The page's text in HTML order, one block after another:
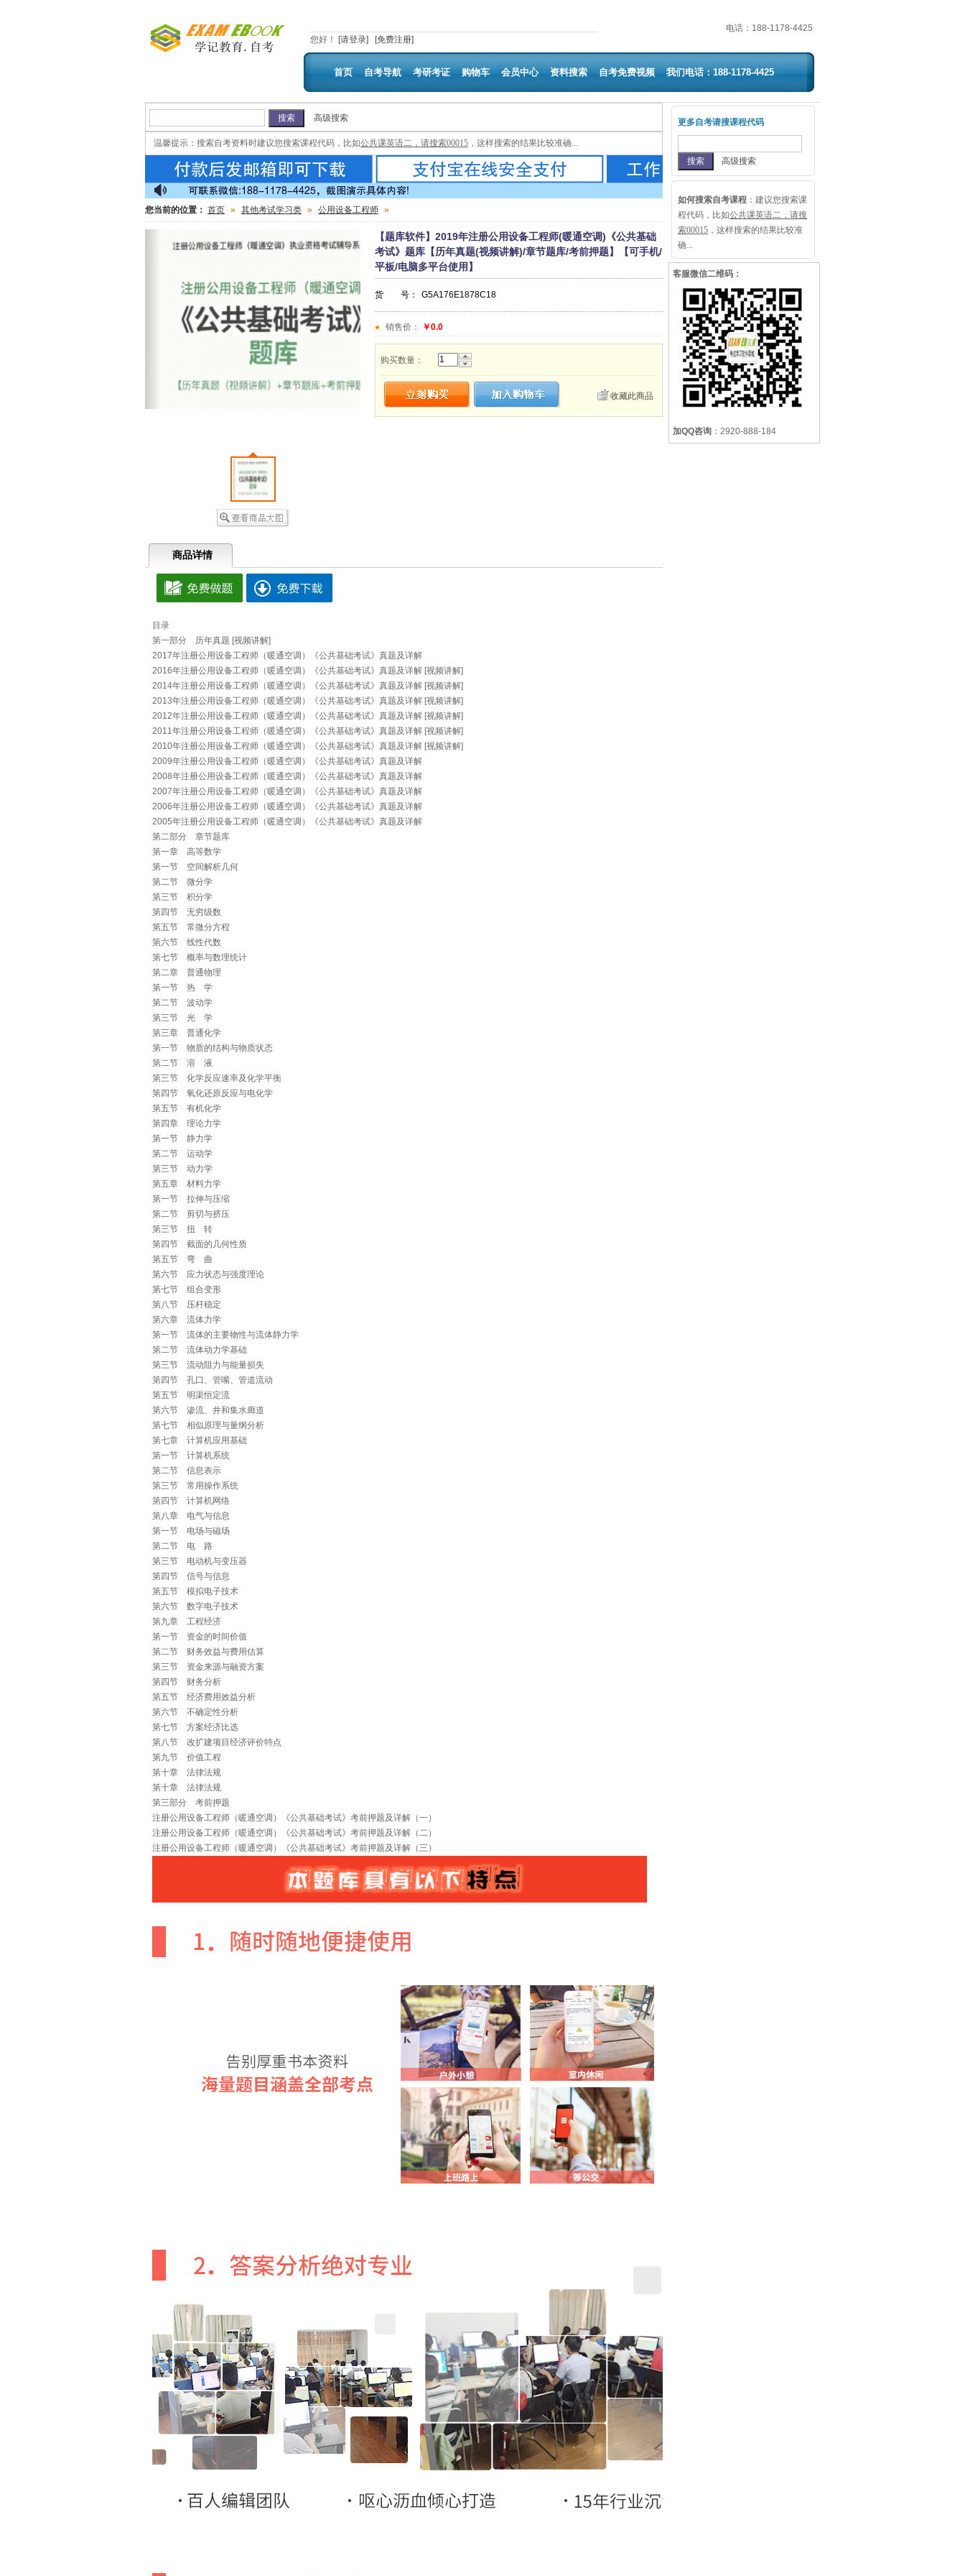
电话： 188-1178-4425
您好 ！ [请登录] [免费注册]
首页 自考导航 考研考证 购物车 会员中心 资料搜索 自考免费视频 我们电话：188-1178-4425
高级搜索
温馨提示： 搜索自考资料时建议您搜索课程代码，比如公共课英语二，请搜索00015 ，这样搜索的结果比较准确...
您当前的位置： 首页 » 其他考试学习类 » 公用设备工程师 »
【题库软件】2019年注册公用设备工程师(暖通空调)《公共基础
考试》题库【历年真题(视频讲解)/章节题库/考前押题】【可手机/
平板/电脑多平台使用】
货 号： G5A176E1878C18
销售价： ￥0.0
购买数量：
收藏此商品
商品详情
目录
第一部分 历年真题 [视频讲解]
2017年注册公用设备工程师（暖通空调）《公共基础考试》真题及详解
2016年注册公用设备工程师（暖通空调）《公共基础考试》真题及详解 [视频讲解]
2014年注册公用设备工程师（暖通空调）《公共基础考试》真题及详解 [视频讲解]
2013年注册公用设备工程师（暖通空调）《公共基础考试》真题及详解 [视频讲解]
2012年注册公用设备工程师（暖通空调）《公共基础考试》真题及详解 [视频讲解]
2011年注册公用设备工程师（暖通空调）《公共基础考试》真题及详解 [视频讲解]
2010年注册公用设备工程师（暖通空调）《公共基础考试》真题及详解 [视频讲解]
2009年注册公用设备工程师（暖通空调）《公共基础考试》真题及详解
2008年注册公用设备工程师（暖通空调）《公共基础考试》真题及详解
2007年注册公用设备工程师（暖通空调）《公共基础考试》真题及详解
2006年注册公用设备工程师（暖通空调）《公共基础考试》真题及详解
2005年注册公用设备工程师（暖通空调）《公共基础考试》真题及详解
第二部分 章节题库
第一章 高等数学
第一节 空间解析几何
第二节 微分学
第三节 积分学
第四节 无穷级数
第五节 常微分方程
第六节 线性代数
第七节 概率与数理统计
第二章 普通物理
第一节 热 学
第二节 波动学
第三节 光 学
第三章 普通化学
第一节 物质的结构与物质状态
第二节 溶 液
第三节 化学反应速率及化学平衡
第四节 氧化还原反应与电化学
第五节 有机化学
第四章 理论力学
第一节 静力学
第二节 运动学
第三节 动力学
第五章 材料力学
第一节 拉伸与压缩
第二节 剪切与挤压
第三节 扭 转
第四节 截面的几何性质
第五节 弯 曲
第六节 应力状态与强度理论
第七节 组合变形
第八节 压杆稳定
第六章 流体力学
第一节 流体的主要物性与流体静力学
第二节 流体动力学基础
第三节 流动阻力与能量损失
第四节 孔口、管嘴、管道流动
第五节 明渠恒定流
第六节 渗流、井和集水廊道
第七节 相似原理与量纲分析
第七章 计算机应用基础
第一节 计算机系统
第二节 信息表示
第三节 常用操作系统
第四节 计算机网络
第八章 电气与信息
第一节 电场与磁场
第二节 电 路
第三节 电动机与变压器
第四节 信号与信息
第五节 模拟电子技术
第六节 数字电子技术
第九章 工程经济
第一节 资金的时间价值
第二节 财务效益与费用估算
第三节 资金来源与融资方案
第四节 财务分析
第五节 经济费用效益分析
第六节 不确定性分析
第七节 方案经济比选
第八节 改扩建项目经济评价特点
第九节 价值工程
第十章 法律法规
第十章 法律法规
第三部分 考前押题
注册公用设备工程师（暖通空调）《公共基础考试》考前押题及详解（一）
注册公用设备工程师（暖通空调）《公共基础考试》考前押题及详解（二）
注册公用设备工程师（暖通空调）《公共基础考试》考前押题及详解（三）
更多自考请搜课程代码
高级搜索
如何搜索自考课程 ： 建议您搜索课
程代码，比如公共课英语二，请搜
索00015 ，这样搜索的结果比较准
确...
客服微信二维码：
加QQ咨询 ：2920-888-184